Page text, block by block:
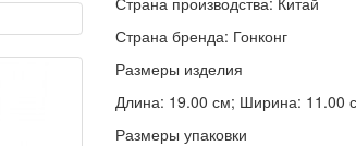
Страна бренда: Гонконг
Размеры изделия
Длина: 19.00 см; Ширина: 11.00
Размеры упаковки